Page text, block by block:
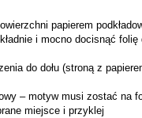
papierem
i mocno docisnąć
do dołu (stroną z
– motyw musi zostać na
miejsce i przyklej